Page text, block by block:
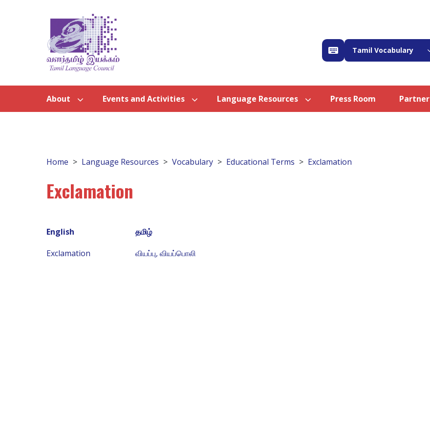
Tamil Vocabulary
About Events and Activities Language Resources Press Room Partner
Home Language Resources Vocabulary Educational Terms Exclamation
Exclamation
English
தமிழ்
Exclamation
வியப்பு, வியப்பொலி